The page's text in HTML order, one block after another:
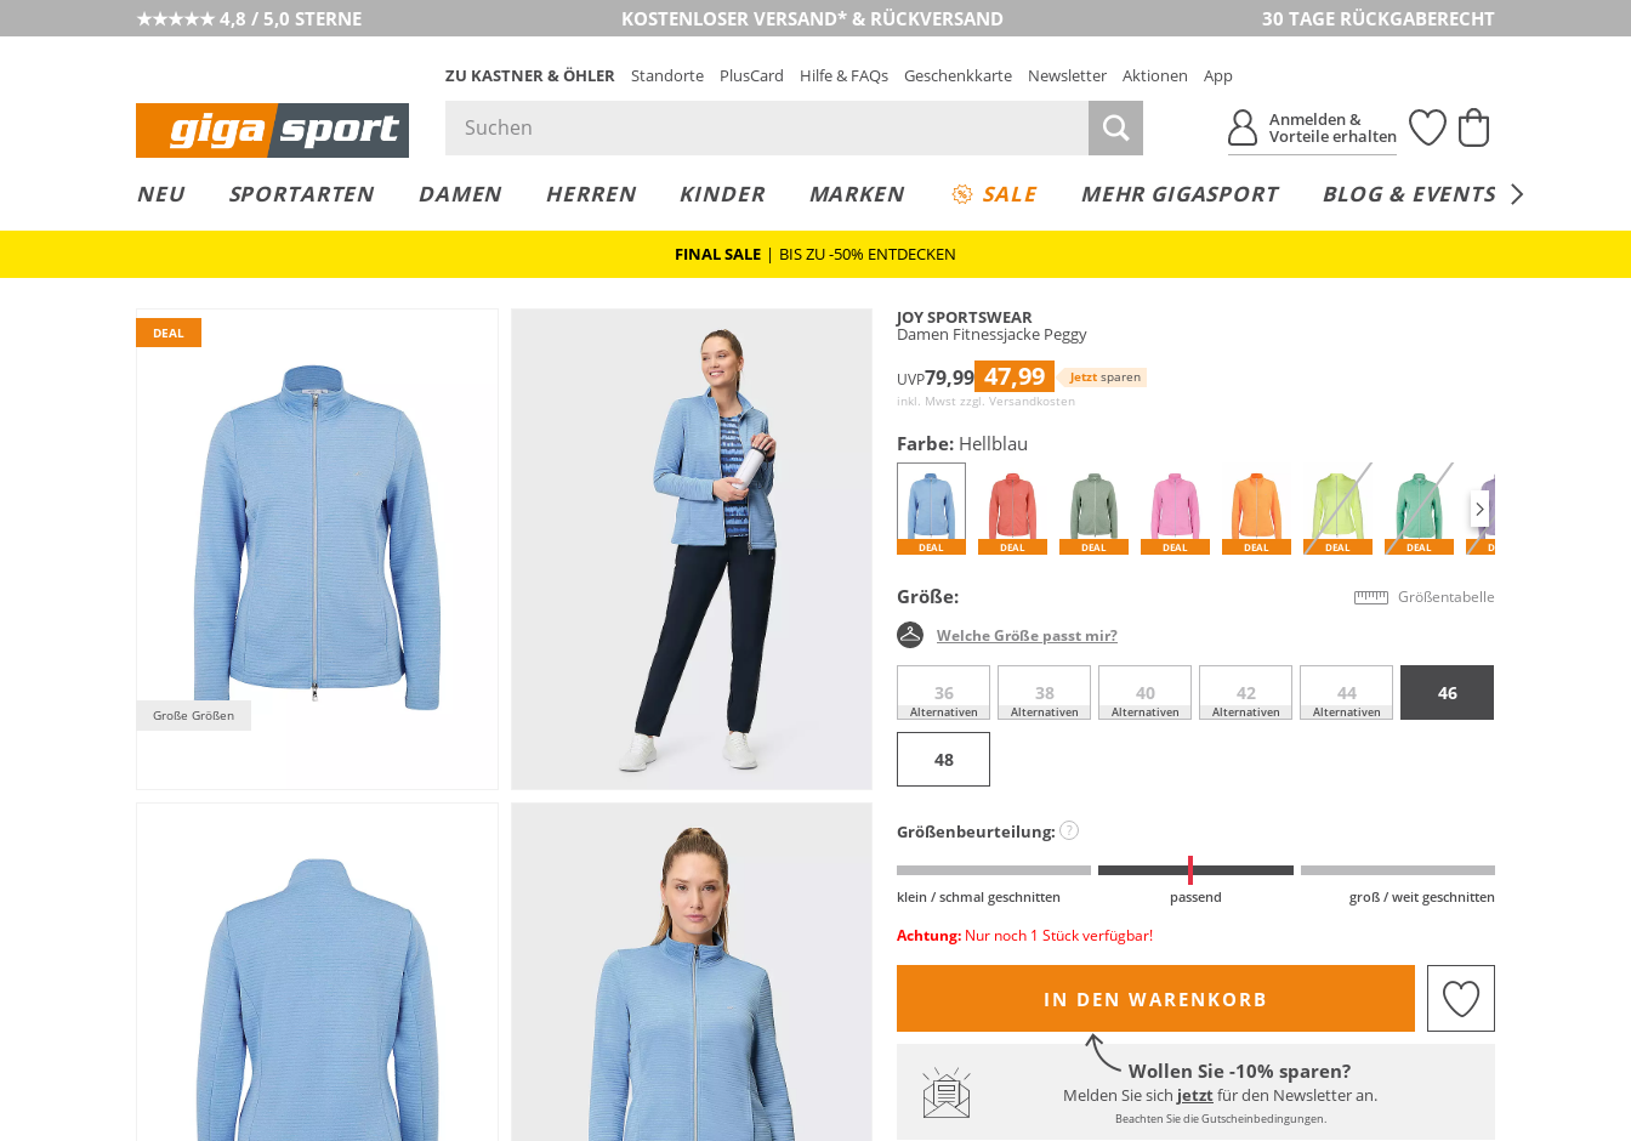
★★★★★ 4,8 / 5,0 STERNE KOSTENLOSER VERSAND* & RÜCKVERSAND 30 TAGE RÜCKGABERECHT
ZU KASTNER & ÖHLER Standorte PlusCard Hilfe & FAQs Geschenkkarte Newsletter Aktionen
App
Anmelden &
Vorteile erhalten
NEU SPORTARTEN DAMEN HERREN KINDER MARKEN SALE MEHR GIGASPORT BLOG & EVENTS
LEASING
COLLECT
RESERVE
FINAL SALE | BIS ZU -50% ENTDECKEN
DEAL
Große Größen
JOY SPORTSWEAR
Damen Fitnessjacke Peggy
UVP79,99 47,99 Jetzt sparen
inkl. Mwst zzgl. Versandkosten
Farbe: Hellblau
DEAL DEAL DEAL DEAL DEAL DEAL DEAL DEAL
Größe: Größentabelle
Welche Größe passt mir?
36
Alternativen
38
Alternativen
40
Alternativen
42
Alternativen
44
Alternativen
46
48
Größenbeurteilung: ?
klein / schmal geschnitten passend groß / weit geschnitten
Achtung: Nur noch 1 Stück verfügbar!
IN DEN WARENKORB
Wollen Sie -10% sparen?
Melden Sie sich jetztfür den Newsletter an.
Beachten Sie die Gutscheinbedingungen.